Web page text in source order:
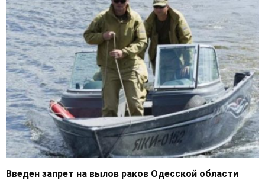
Введен запрет на вылов раков Одесской области